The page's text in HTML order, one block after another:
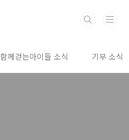
함께걷는아이들 소식 기부 소식